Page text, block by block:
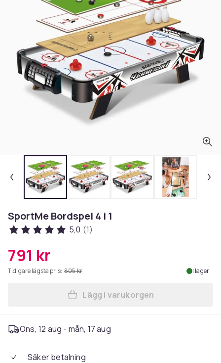
SportMe Bordspel 4 i 1
5,0 (1)
791 kr
Tidigare lägsta pris: 805 kr I lager
Lägg till SportMe Bordspel
Lägg i varukorgen
Ons, 12 aug - mån, 17 aug
Säker betalning